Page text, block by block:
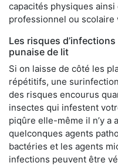
capacités physiques
professionnel ou
Les risques
punaise de lit
Si on laisse de côté les
répétitifs, une
des risques encourus
insectes qui infestent
piqûre elle-même il n’y a
quelconques agents
bactéries et les agents
infections peuvent être